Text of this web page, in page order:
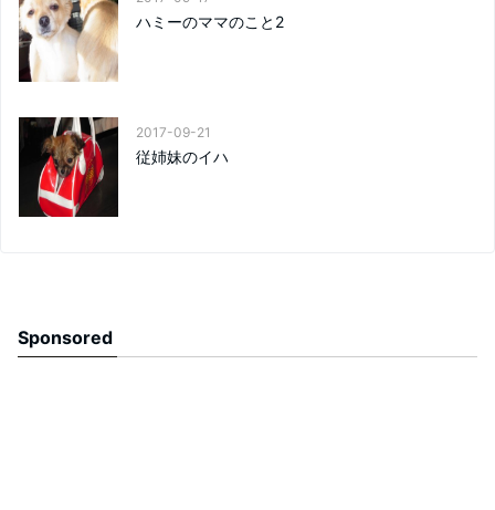
ハミーのママのこと2
2017-09-21
従姉妹のイハ
Sponsored